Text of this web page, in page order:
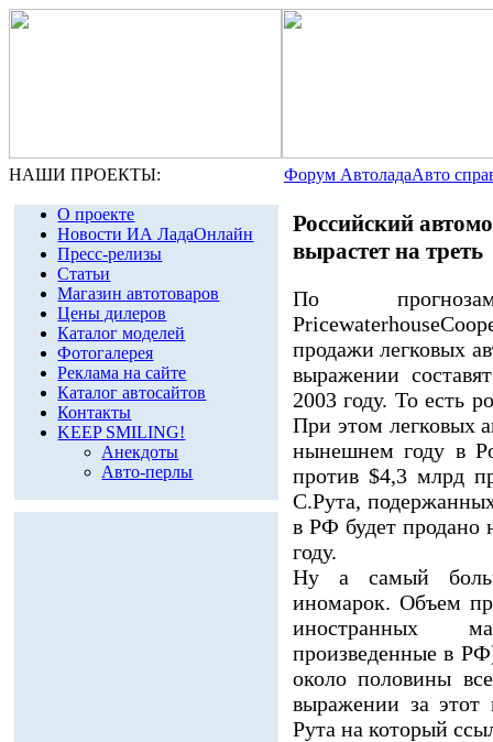
НАШИ ПРОЕКТЫ: Форум АвтоладаАвто
О проекте
Новости ИА ЛадаОнлайн
Пресс-релизы
Статьи
Магазин автотоваров
Цены дилеров
Каталог моделей
Фотогалерея
Реклама на сайте
Каталог автосайтов
Контакты
KEEP SMILING!
Анекдоты
Авто-перлы
Российский
вырастет на треть
По
продажи легковых
выражении
2003 году. То есть
При этом легковых
нынешнем году в
против $4,3 млрд
С.Рута,
в РФ будет продано
году.
Ну а самый
иномарок. Объем
иностранных
произведенные в
около половины
выражении за этот
Рута на который